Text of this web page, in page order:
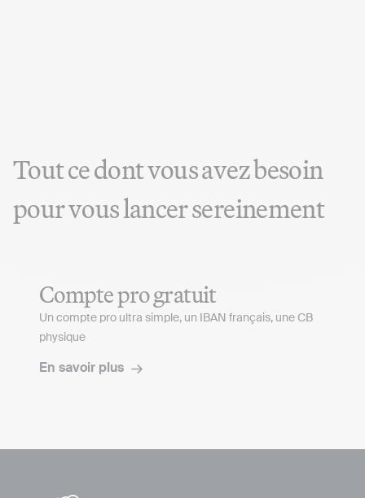
Tout ce dont vous avez besoin
pour vous lancer sereinement
Compte pro gratuit
Un compte pro ultra simple, un IBAN français, une CB
physique
En savoir plus